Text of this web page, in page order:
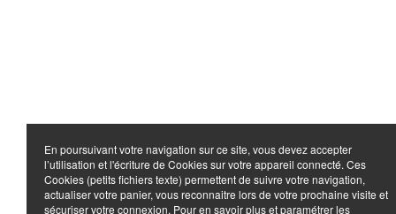
En poursuivant votre navigation sur ce site, vous devez accepter
l’utilisation et l'écriture de Cookies sur votre appareil connecté. Ces
Cookies (petits fichiers texte) permettent de suivre votre navigation,
actualiser votre panier, vous reconnaitre lors de votre prochaine visite et
sécuriser votre connexion. Pour en savoir plus et paramétrer les